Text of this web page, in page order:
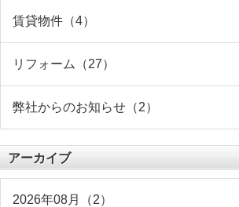
賃貸物件（4）
リフォーム（27）
弊社からのお知らせ（2）
アーカイブ
2026年08月（2）